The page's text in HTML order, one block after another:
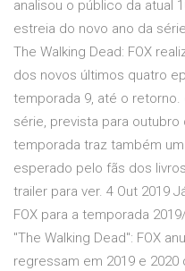
analisou o público da atual
estreia do novo ano da
The Walking Dead: FOX
dos novos últimos quatro
temporada 9, até o
série, prevista para outubro
temporada traz também
esperado pelo fãs dos
trailer para ver. 4 Out 2019
FOX para a temporada
"The Walking Dead": FOX
regressam em 2019 e 2020